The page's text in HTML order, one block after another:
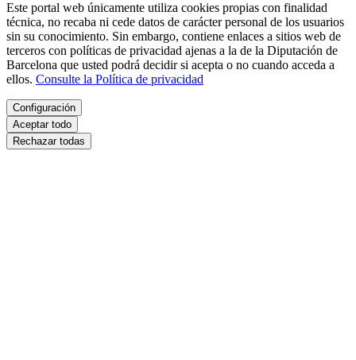
Este portal web únicamente utiliza cookies propias con finalidad
técnica, no recaba ni cede datos de carácter personal de los usuarios
sin su conocimiento. Sin embargo, contiene enlaces a sitios web de
terceros con políticas de privacidad ajenas a la de la Diputación de
Barcelona que usted podrá decidir si acepta o no cuando acceda a
ellos. Consulte la Política de privacidad
Configuración
Aceptar todo
Rechazar todas